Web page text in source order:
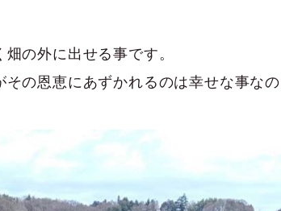
の外に出せる事です。
の恩恵にあずかれるのは幸せな事な